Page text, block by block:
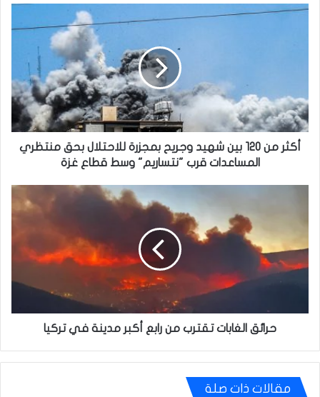
أكثر
بمجزرة
للاحتلال
بحق
منتظري
أكثر من 120 بين شهيد وجريح بمجزرة للاحتلال بحق منتظري
المساعدات قرب "نتساريم" وسط قطاع غزة
رابع
أكبر
تركيا
حرائق الغابات تقترب من رابع أكبر مدينة في تركيا
مقالات ذات صلة